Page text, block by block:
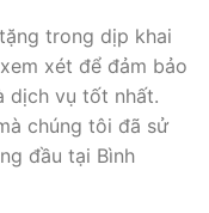
trong dịp khai
xét để đảm bảo
dịch vụ tốt nhất.
chúng tôi đã sử
đầu tại Bình